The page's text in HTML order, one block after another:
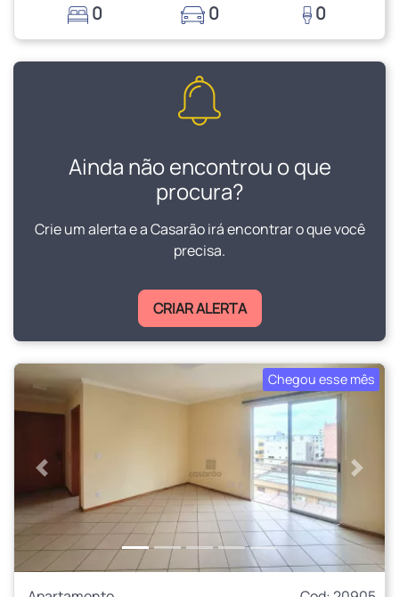
0 0 0
Ainda não encontrou o que
procura?
Crie um alerta e a Casarão irá encontrar o que você
precisa.
CRIAR ALERTA
Chegou esse mês
Anterior